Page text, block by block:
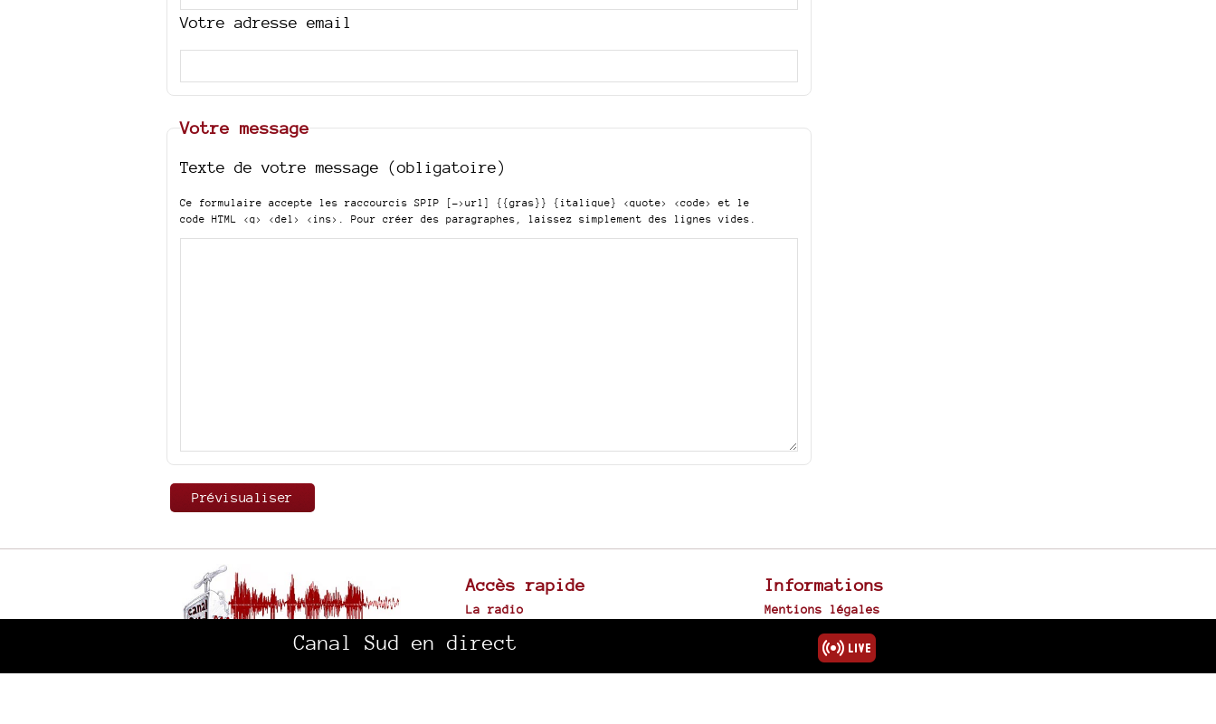
Votre adresse email
Votre message
Texte de votre message (obligatoire)
Ce formulaire accepte les raccourcis SPIP [->url] {{gras}} {italique} <quote> <code>
et le
code HTML <q> <del> <ins> . Pour créer des paragraphes, laissez simplement des lignes vides.
Accès rapide
La radio
Archives sonores
Informations
Mentions légales
Plan du site
Canal Sud en direct